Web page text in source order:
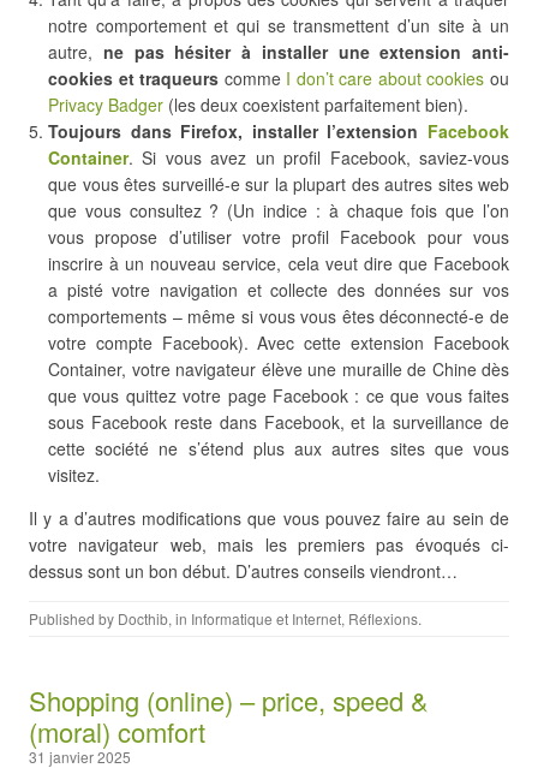
notre comportement et qui se transmettent d’un site à un
autre, ne pas hésiter à installer une extension anti-
cookies et traqueurs comme I don’t care about cookies ou
Privacy Badger (les deux coexistent parfaitement bien).
Toujours dans Firefox, installer l’extension Facebook
Container. Si vous avez un profil Facebook, saviez-vous
que vous êtes surveillé-e sur la plupart des autres sites web
que vous consultez ? (Un indice : à chaque fois que l’on
vous propose d’utiliser votre profil Facebook pour vous
inscrire à un nouveau service, cela veut dire que Facebook
a pisté votre navigation et collecte des données sur vos
comportements – même si vous vous êtes déconnecté-e de
votre compte Facebook). Avec cette extension Facebook
Container, votre navigateur élève une muraille de Chine dès
que vous quittez votre page Facebook : ce que vous faites
sous Facebook reste dans Facebook, et la surveillance de
cette société ne s’étend plus aux autres sites que vous
visitez.
Il y a d’autres modifications que vous pouvez faire au sein de
votre navigateur web, mais les premiers pas évoqués ci-
dessus sont un bon début. D’autres conseils viendront…
Published by Docthib, in Informatique et Internet, Réflexions.
Shopping (online) – price, speed &
(moral) comfort
31 janvier 2025